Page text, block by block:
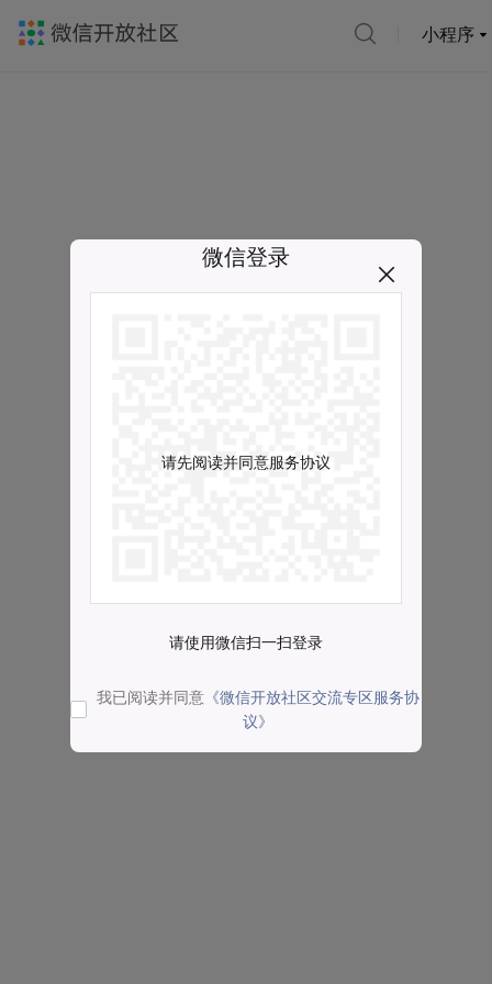
小程序
微信登录
请先阅读并同意服务协议
请使用微信扫一扫登录
我已阅读并同意 《微信开放社区交流专区服务协
议》